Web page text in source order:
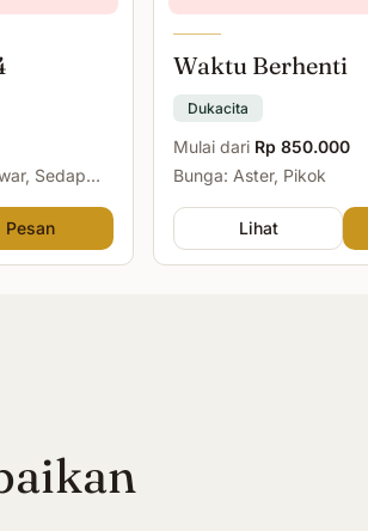
Sedap
Pesan
Waktu Berhenti
Dukacita
Mulai dari Rp 850.000
Bunga: Aster, Pikok
Lihat